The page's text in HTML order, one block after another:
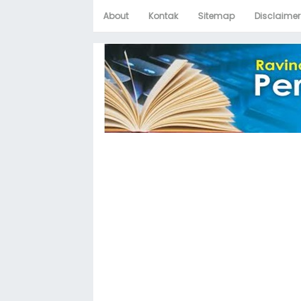
About Kontak Sitemap Disclaimer